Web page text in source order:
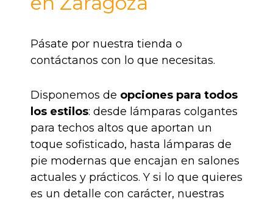
Pásate por nuestra tienda o
contáctanos con lo que necesitas.
Disponemos de opciones para todos
los estilos: desde lámparas colgantes
para techos altos que aportan un
toque sofisticado, hasta lámparas de
pie modernas que encajan en salones
actuales y prácticos. Y si lo que quieres
es un detalle con carácter, nuestras